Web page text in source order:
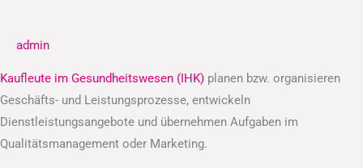
admin
Kaufleute im Gesundheitswesen (IHK) planen bzw. organisieren
Geschäfts- und Leistungsprozesse, entwickeln
Dienstleistungsangebote und übernehmen Aufgaben im
Qualitätsmanagement oder Marketing.
(IHK)